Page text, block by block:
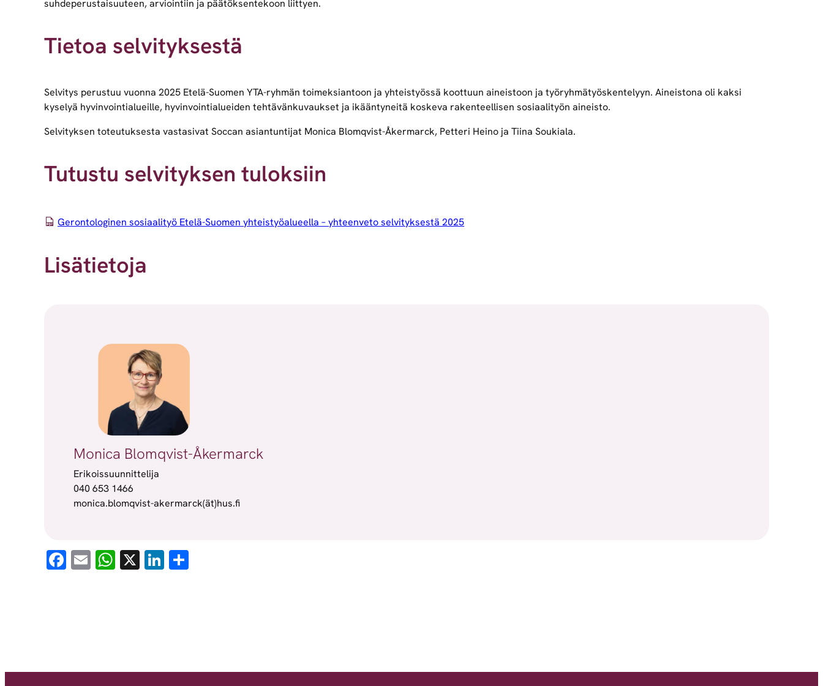
suhdeperustaisuuteen, arviointiin ja päätöksentekoon liittyen.
Tietoa selvityksestä
Selvitys perustuu vuonna 2025 Etelä-Suomen YTA-ryhmän toimeksiantoon ja yhteistyössä koottuun aineistoon ja työryhmätyöskentelyyn. Aineistona oli kaksi
kyselyä hyvinvointialueille, hyvinvointialueiden tehtävänkuvaukset ja ikääntyneitä koskeva rakenteellisen sosiaalityön aineisto.
Selvityksen toteutuksesta vastasivat Soccan asiantuntijat Monica Blomqvist-Åkermarck, Petteri Heino ja Tiina Soukiala.
Tutustu selvityksen tuloksiin
Gerontologinen sosiaalityö Etelä-Suomen yhteistyöalueella – yhteenveto selvityksestä 2025
Lisätietoja
Monica Blomqvist-Åkermarck
Erikoissuunnittelija
040 653 1466
monica.blomqvist-akermarck(ät)hus.fi
Facebook
EmailWhatsApp
X LinkedIn